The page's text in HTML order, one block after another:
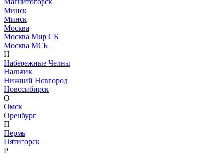
Минск
Минск
Москва
Москва Мир СБ
Москва МСБ
Н
Набережные Челны
Нальчик
Нижний Новгород
Новосибирск
О
Омск
Оренбург
П
Пермь
Пятигорск
Р